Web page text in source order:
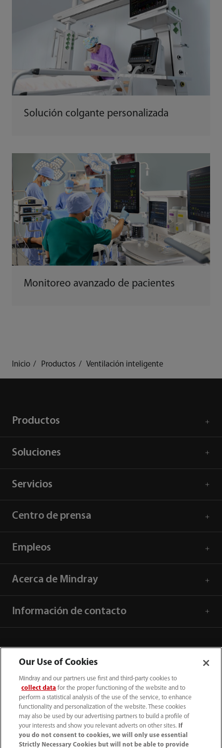
Solución colgante personalizada
Monitoreo avanzado de pacientes
Inicio Productos Ventilación inteligente
Productos
Soluciones
Servicios
Centro de prensa
Empleos
Acerca de Mindray
Información de contacto
Our Use of Cookies
Mindray and our partners use first and third-party cookies to
collect data for the proper functioning of the website and to
perform a statistical analysis of the use of the service, to enhance
functionality and personalization of the website. These cookies
may also be used by our advertising partners to build a profile of
your interests and show you relevant adverts on other sites.
If
you do not consent to cookies, we will only use essential
Strictly Necessary Cookies but will not be able to provide